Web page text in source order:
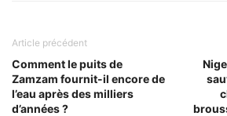
Article précédent
Comment le puits de
Zamzam fournit-il encore de
l’eau après des milliers
d’années ?